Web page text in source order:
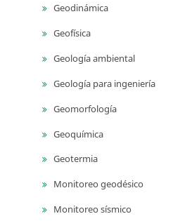
Geodinámica
Geofísica
Geología ambiental
Geología para ingeniería
Geomorfología
Geoquímica
Geotermia
Monitoreo geodésico
Monitoreo sísmico